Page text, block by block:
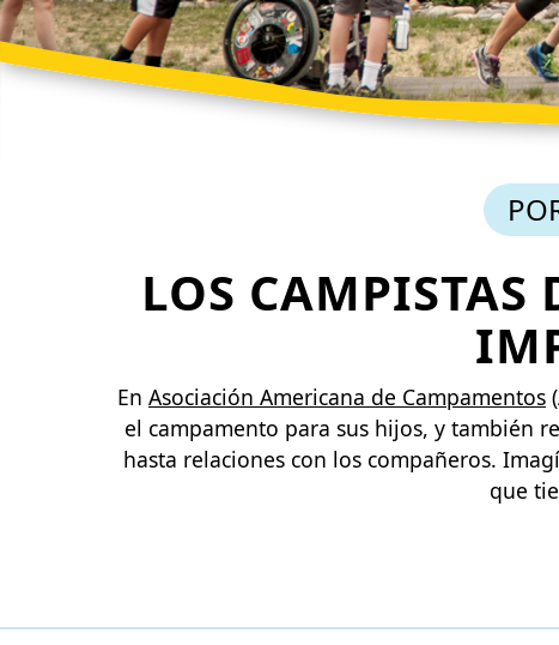
LOS CAMPISTAS
En Asociación Americana de Campamentos
el campamento para sus hijos, y también
hasta relaciones con los compañeros.
que